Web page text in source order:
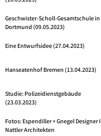
Geschwister-Scholl-Gesamtschule in
Dortmund (09.05.2023)
Eine Entwurfsidee (27.04.2023)
Hanseatenhof Bremen (13.04.2023)
Studie: Polizeidienstgebäude
(23.03.2023)
Fotos: Espendiller + Gnegel Designer I
Nattler Architekten